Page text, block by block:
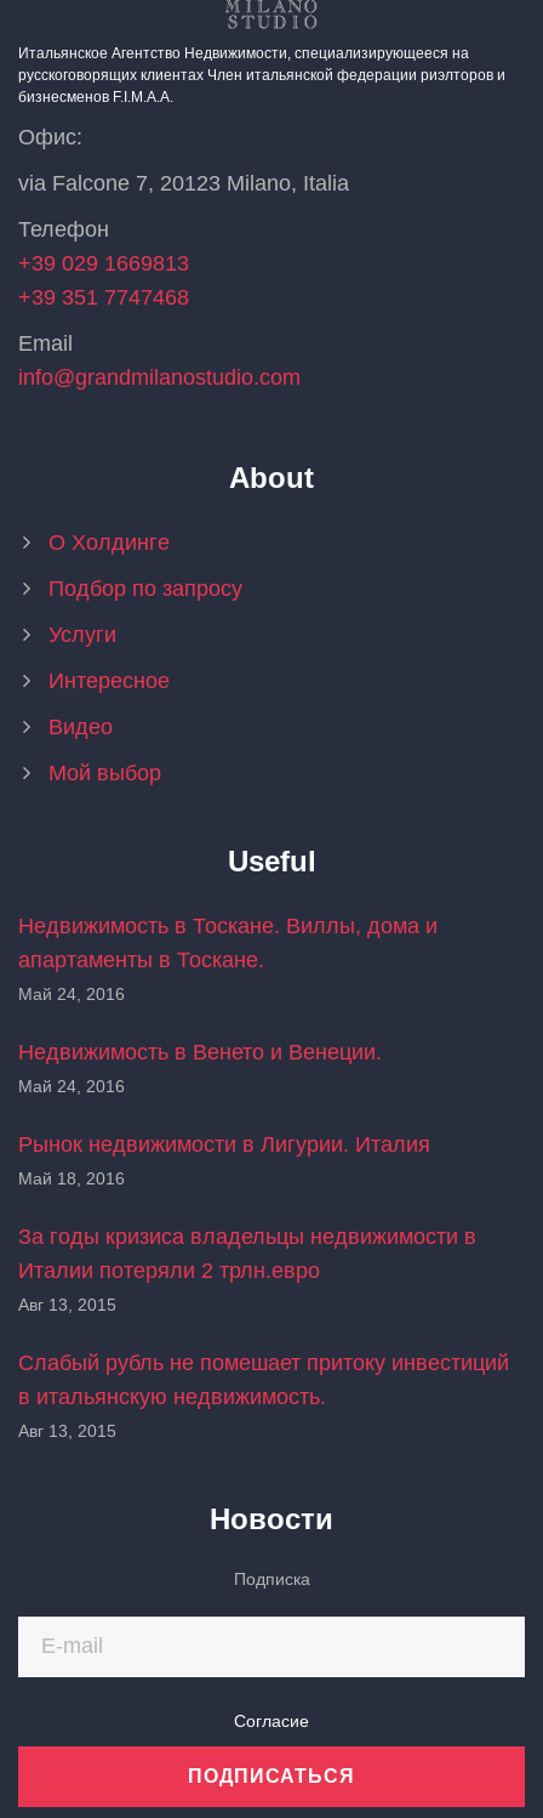
Итальянское Агентство Недвижимости, специализирующееся на
русскоговорящих клиентах Член итальянской федерации риэлторов и
бизнесменов F.I.M.A.A.
Офис:
via Falcone 7, 20123 Milano, Italia
Телефон
+39 029 1669813
+39 351 7747468
Email
info@grandmilanostudio.com
About
О Холдинге
Подбор по запросу
Услуги
Интересное
Видео
Мой выбор
Useful
Недвижимость в Тоскане. Виллы, дома и
апартаменты в Тоскане.
Май 24, 2016
Недвижимость в Венето и Венеции.
Май 24, 2016
Рынок недвижимости в Лигурии. Италия
Май 18, 2016
За годы кризиса владельцы недвижимости в
Италии потеряли 2 трлн.евро
Авг 13, 2015
Слабый рубль не помешает притоку инвестиций
в итальянскую недвижимость.
Авг 13, 2015
Новости
Подписка
Согласие
ПОДПИСАТЬСЯ